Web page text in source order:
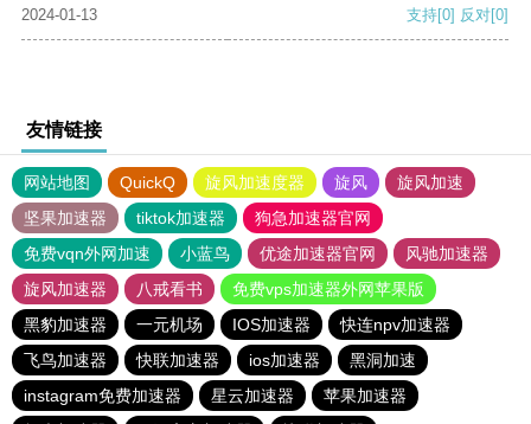
2024-01-13 支持[0] 反对[0]
友情链接
网站地图 QuickQ 旋风加速度器 旋风
旋风加速
坚果加速器
tiktok加速器
狗急加速器官网
免费vqn外网加速
小蓝鸟 优途加速器官网
风驰加速器
旋风加速器
八戒看书
免费vps加速器外网苹果版
黑豹加速器
一元机场 IOS加速器
快连npv加速器
飞鸟加速器
快联加速器 ios加速器
黑洞加速
instagram免费加速器
星云加速器
苹果加速器